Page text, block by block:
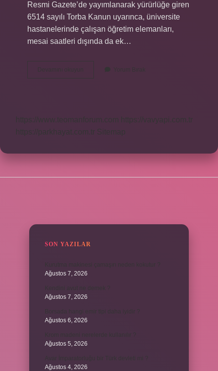
Resmi Gazete’de yayımlanarak yürürlüğe giren
6514 sayılı Torba Kanun uyarınca, üniversite
hastanelerinde çalışan öğretim elemanları,
mesai saatleri dışında da ek…
Devamını okuyun
Asistan
Yorum Bırak
https://www.teomanforum.com
https://vavyapi.com.tr
https://parkhayat.com.tr
Sitemap
SON YAZILAR
Ağustos 7, 2026
Ağustos 7, 2026
Ağustos 6, 2026
Ağustos 5, 2026
Ağustos 4, 2026